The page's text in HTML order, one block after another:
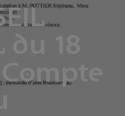
du 18